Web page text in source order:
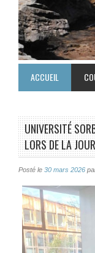
ACCUEIL
UNIVERSITÉ
LORS DE LA
Posté le 30 mars 2026